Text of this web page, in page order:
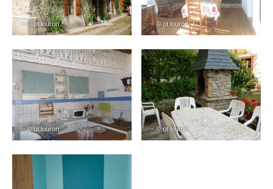
– © ot louron – © ot louron
– © ot louron – © ot louron